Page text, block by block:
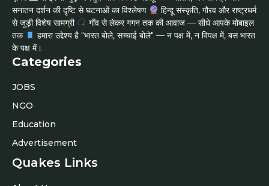
सनातन दर्शन की दृष्टि से घटनाओं का विश्लेषण
हिन्दू संस्कृति, गौरव और राष्ट्रधर्म
से जुड़ी विशेष सामग्री
गाँव से लेकर गगन तक की आवाज — सीधे आपके मोबाइल
तक
हमारा उद्देश्य है "भारत बोले, सच्चाई बोले" — न पक्ष में, न विपक्ष में, बस भारत
के पक्ष में।.
Categories
JOBS
NGO
Education
Advertisement
Quakes Links